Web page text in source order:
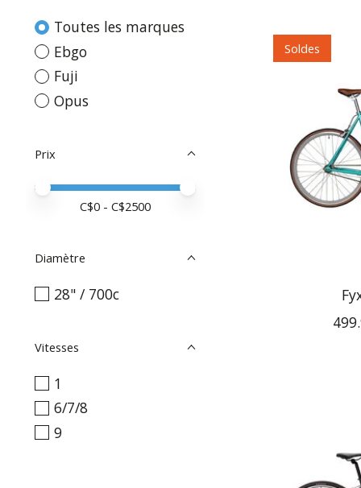
Toutes les marques
Ebgo
Fuji
Opus
Prix
Prix minimum
Price maximum value
C$0 - C$2500
Diamètre
28" / 700c
Vitesses
1
6/7/8
9
Soldes